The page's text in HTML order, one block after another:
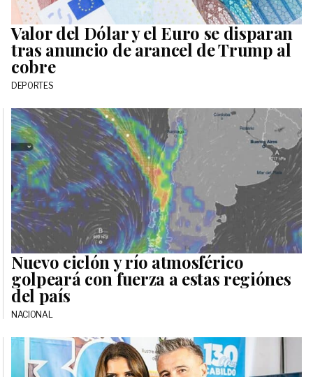
Valor del Dólar y el Euro se disparan
tras anuncio de arancel de Trump al
cobre
DEPORTES
Nuevo ciclón y río atmosférico
golpeará con fuerza a estas regiónes
del país
NACIONAL